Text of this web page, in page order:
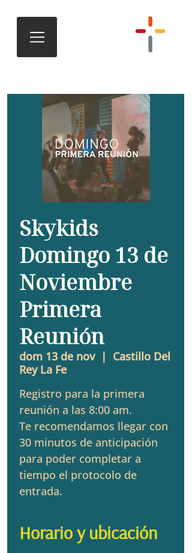
Skykids
Domingo 13 de
Noviembre
Primera
Reunión
dom 13 de nov
  |
Castillo Del
Rey La Fe
Registro para la primera
reunión a las 8:00 am.
Te recomendamos llegar con
30 minutos de anticipación
para poder completar a
tiempo el protocolo de
entrada.
Horario y ubicación